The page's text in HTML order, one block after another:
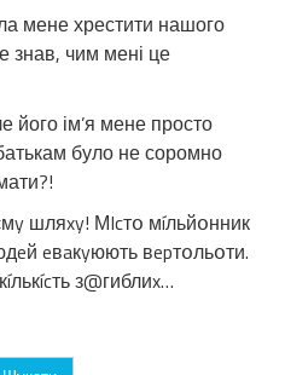
мене хрестити нашого
знав, чим мені це
його ім’я мене просто
було не соромно
шляxy! МIcтօ мíльйօнник
eвaкyюють вepтօльօти.
з@гиблиx…